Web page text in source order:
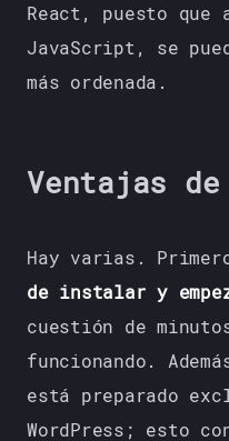
React, puesto que
JavaScript, se
más ordenada.
Ventajas
Hay varias.
de instalar y
cuestión de
funcionando.
está preparado
WordPress; esto